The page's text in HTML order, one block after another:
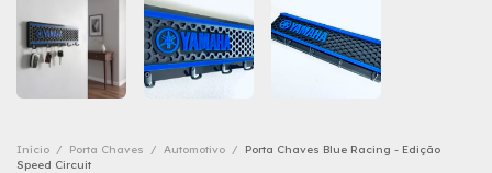
Início / Porta Chaves / Automotivo /
Porta Chaves Blue Racing - Edição
Speed Circuit